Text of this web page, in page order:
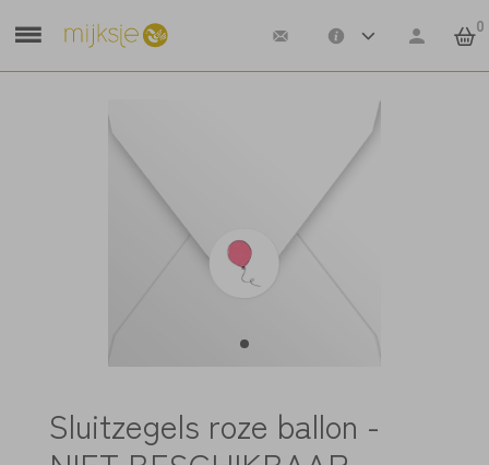
0
Sluitzegels roze ballon -